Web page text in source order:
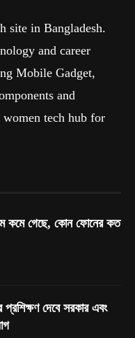
site in Bangladesh.
and career
Mobile Gadget,
and
tech hub for
কমে গেছে, কোন ফোনের কত
প্রশিক্ষণ দেবে সরকার এবং